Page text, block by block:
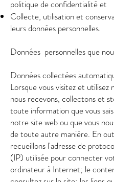
politique de confidentialité et
Collecte, utilisation et
leurs données personnelles.
Données personnelles que
Données collectées
Lorsque vous visitez et utilisez
nous recevons, collectons et
toute information que vous
notre site web ou que vous
de toute autre manière. En
recueillons l'adresse de
(IP) utilisée pour connecter
ordinateur à Internet; le